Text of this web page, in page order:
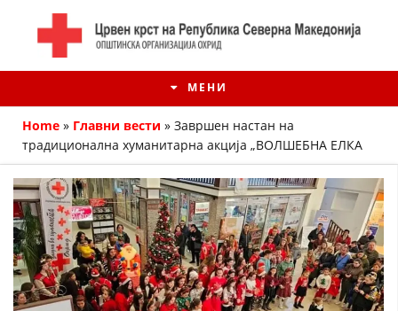
МЕНИ
Home » Главни вести » Завршен настан на
традиционална хуманитарна акција „ВОЛШЕБНА ЕЛКА